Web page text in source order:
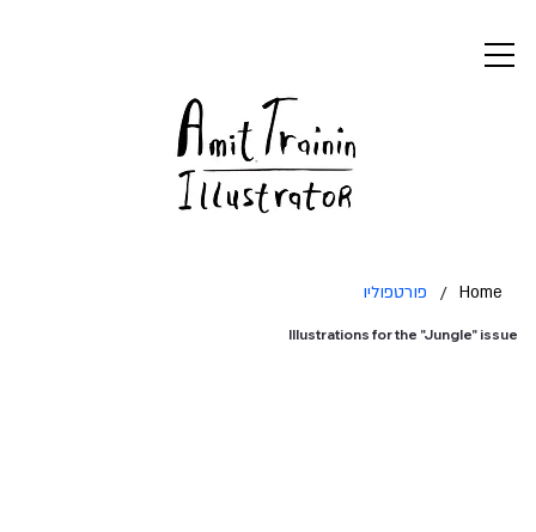
Home
/ פורטפוליו
Illustrations for the "Jungle" issue